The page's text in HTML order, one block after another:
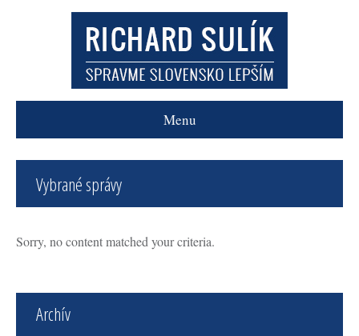
Menu
Vybrané správy
Sorry, no content matched your criteria.
Archív